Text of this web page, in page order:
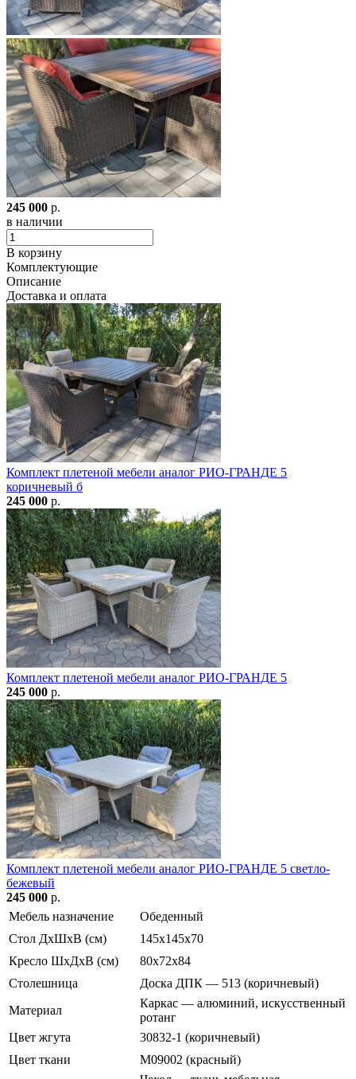
245 000 р.
в наличии
В корзину
Комплектующие
Описание
Доставка и оплата
Комплект плетеной мебели аналог РИО-ГРАНДЕ 5
коричневый б
245 000 р.
Комплект плетеной мебели аналог РИО-ГРАНДЕ 5
245 000 р.
Комплект плетеной мебели аналог РИО-ГРАНДЕ 5 светло-
бежевый
245 000 р.
Мебель назначение
Обеденный
Стол ДхШхВ (см)
145х145х70
Кресло ШхДхВ (см)
80х72х84
Столешница
Доска ДПК — 513 (коричневый)
Материал
Каркас — алюминий, искусственный
ротанг
Цвет жгута
30832-1 (коричневый)
Цвет ткани
М09002 (красный)